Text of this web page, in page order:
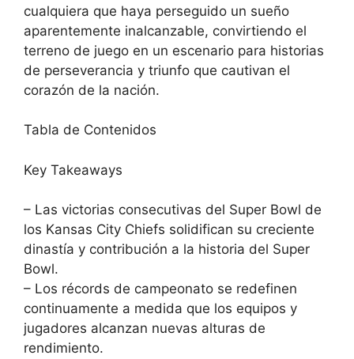
cualquiera que haya perseguido un sueño
aparentemente inalcanzable, convirtiendo el
terreno de juego en un escenario para historias
de perseverancia y triunfo que cautivan el
corazón de la nación.
Tabla de Contenidos
Key Takeaways
– Las victorias consecutivas del Super Bowl de
los Kansas City Chiefs solidifican su creciente
dinastía y contribución a la historia del Super
Bowl.
– Los récords de campeonato se redefinen
continuamente a medida que los equipos y
jugadores alcanzan nuevas alturas de
rendimiento.